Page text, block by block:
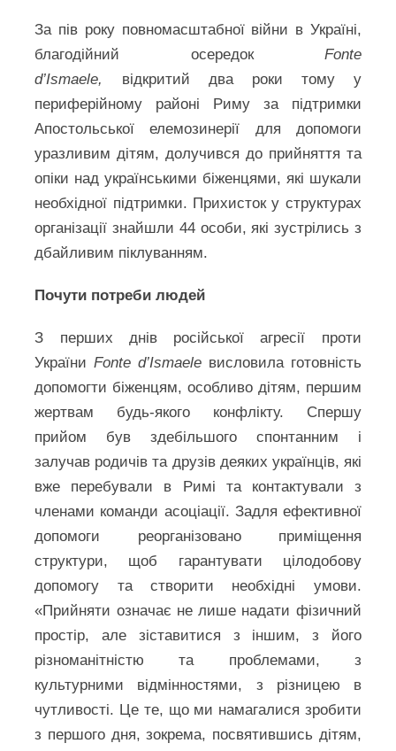
За пів року повномасштабної війни в Україні,
благодійний осередок Fonte
d’Ismaele, відкритий два роки тому у
периферійному районі Риму за підтримки
Апостольської елемозинерії для допомоги
уразливим дітям, долучився до прийняття та
опіки над українськими біженцями, які шукали
необхідної підтримки. Прихисток у структурах
організації знайшли 44 особи, які зустрілись з
дбайливим піклуванням.
Почути потреби людей
З перших днів російської агресії проти
УкраїниFonte d’Ismaele висловила готовність
допомогти біженцям, особливо дітям, першим
жертвам будь-якого конфлікту. Спершу
прийом був здебільшого спонтанним і
залучав родичів та друзів деяких українців, які
вже перебували в Римі та контактували з
членами команди асоціації. Задля ефективної
допомоги реорганізовано приміщення
структури, щоб гарантувати цілодобову
допомогу та створити необхідні умови.
«Прийняти означає не лише надати фізичний
простір, але зіставитися з іншим, з його
різноманітністю та проблемами, з
культурними відмінностями, з різницею в
чутливості. Це те, що ми намагалися зробити
з першого дня, зокрема, посвятившись дітям,